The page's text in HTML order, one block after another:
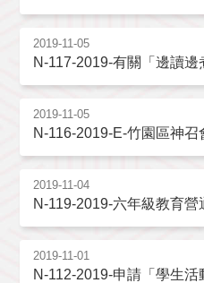
2019-11-05
N-117-2019-有關「邊讀
2019-11-05
N-116-2019-E-竹園區神
2019-11-04
N-119-2019-六年級教育營
2019-11-01
N-112-2019-申請「學生